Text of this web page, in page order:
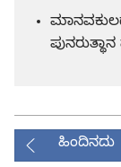
ಹಿಂದಿನದು